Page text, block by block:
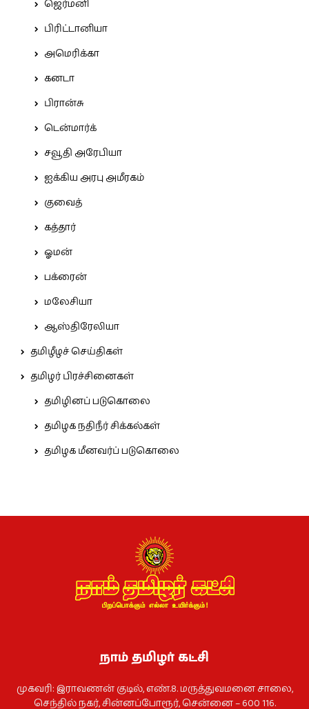
ஜெர்மனி
பிரிட்டானியா
அமெரிக்கா
கனடா
பிரான்சு
டென்மார்க்
சவூதி அரேபியா
ஐக்கிய அரபு அமீரகம்
குவைத்
கத்தார்
ஓமன்
பக்ரைன்
மலேசியா
ஆஸ்திரேலியா
தமிழீழச் செய்திகள்
தமிழர் பிரச்சினைகள்
தமிழினப் படுகொலை
தமிழக நதிநீர் சிக்கல்கள்
தமிழக மீனவர்ப் படுகொலை
நாம் தமிழர் கட்சி
முகவரி: இராவணன் குடில், எண்.8. மருத்துவமனை சாலை,
செந்தில் நகர், சின்னப்போரூர், சென்னை – 600 116.